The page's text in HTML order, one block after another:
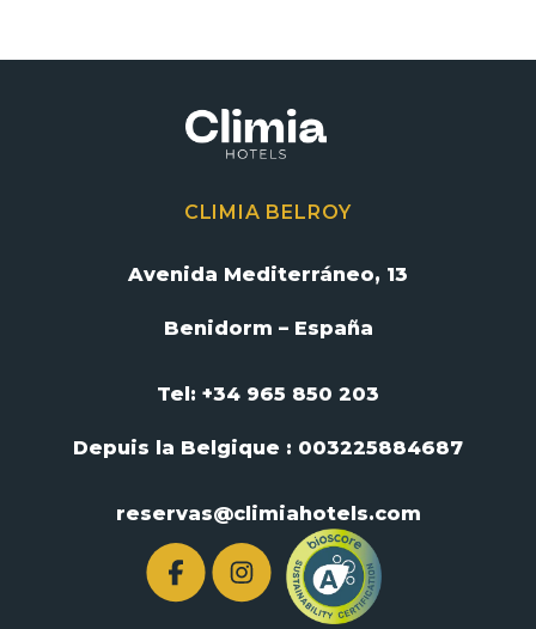
CLIMIA BELROY
Avenida Mediterráneo, 13
Benidorm – España
Tel: +34 965 850 203
Depuis la Belgique : 003225884687
reservas@climiahotels.com